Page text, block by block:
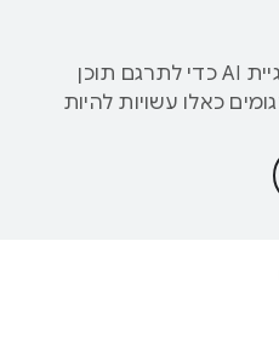
‫Google משתמשת בטכנולוגיית AI כדי לתרגם תוכן
כאלו עשויות להיות